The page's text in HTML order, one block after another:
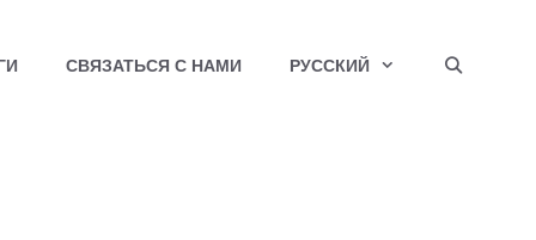
СВЯЗАТЬСЯ С НАМИ РУССКИЙ